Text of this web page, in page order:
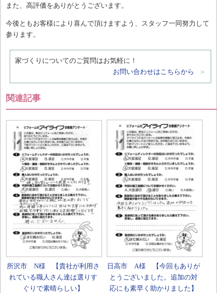
また、高評価をありがとうございます。
今後ともお客様により喜んで頂けますよう、スタッフ一同努力して
参ります。
家づくりについてのご質問はお気軽に！
お問い合わせはこちらから
関連記事
所沢市 N様 【貴社が利用さ
れている職人さん達は選りす
ぐりで素晴らしい】
日高市 A様 【今回もありが
とうございました。追加の対
応にも素早く助かりました】